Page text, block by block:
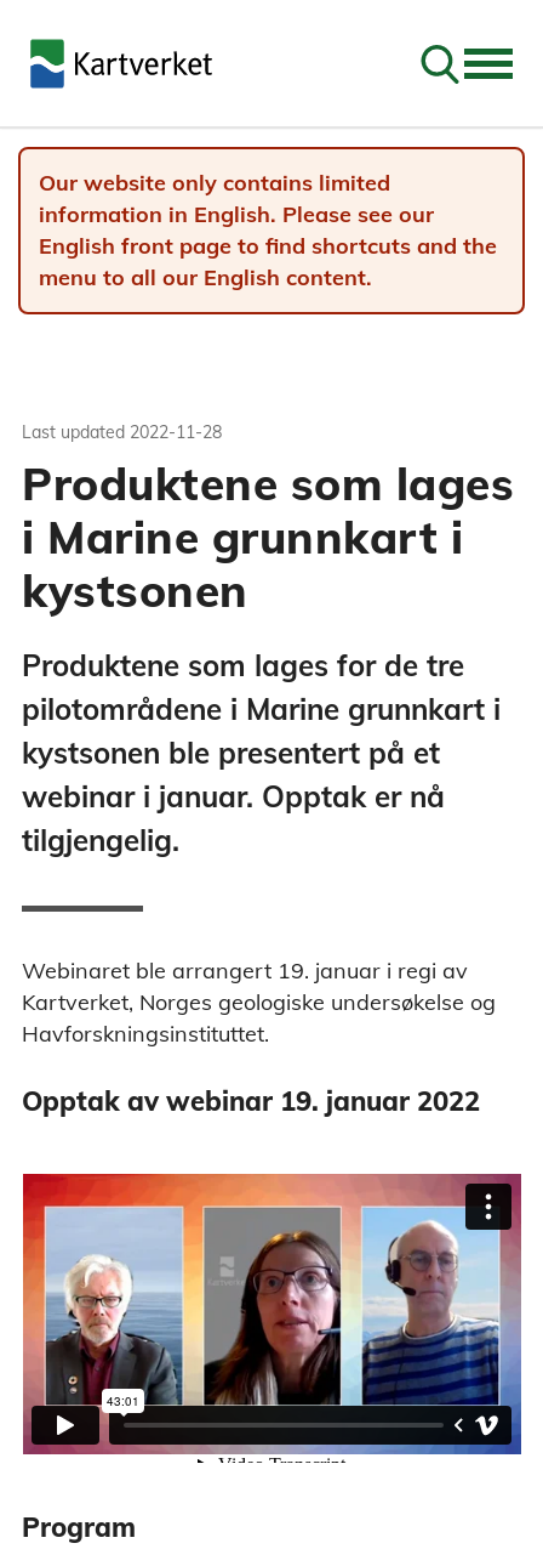
Go to
Our website only contains limited
information in English. Please see our
English front page to find shortcuts and the
menu to all our English content.
Last updated 2022-11-28
Produktene som lages
i Marine grunnkart i
kystsonen
Produktene som lages for de tre
pilotområdene i Marine grunnkart i
kystsonen ble presentert på et
webinar i januar. Opptak er nå
tilgjengelig.
Webinaret ble arrangert 19. januar i regi av
Kartverket, Norges geologiske undersøkelse og
Havforskningsinstituttet.
Opptak av webinar 19. januar 2022
Program